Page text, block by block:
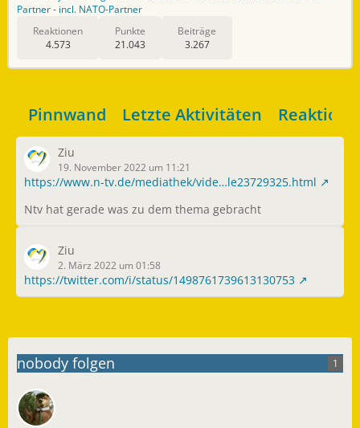
Reaktionen
4.573
Punkte
21.043
Beiträge
3.267
Partner - incl. NATO-Partner
Pinnwand Letzte Aktivitäten
Ziu
19. November 2022 um 11:21
https://www.n-tv.de/mediathek/vide…le23729325.html
Ntv hat gerade was zu dem thema gebracht
Ziu
2. März 2022 um 01:58
https://twitter.com/i/status/1498761739613130753
nobody folgen 1